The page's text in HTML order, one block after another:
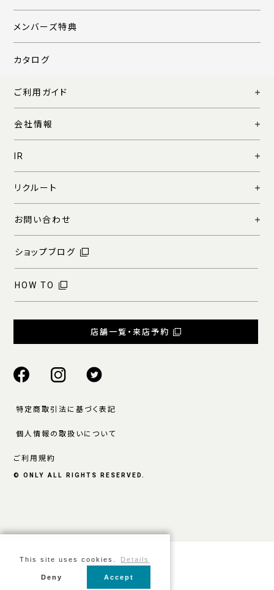
メンバーズ特典
カタログ
ご利用ガイド
会社情報
IR
リクルート
お問い合わせ
ショップブログ
HOW TO
店舗一覧・来店予約
特定商取引法に基づく表記
個人情報の取扱いについて
ご利用規約
© ONLY ALL RIGHTS RESERVED.
This site uses cookies. Details
Deny Accept